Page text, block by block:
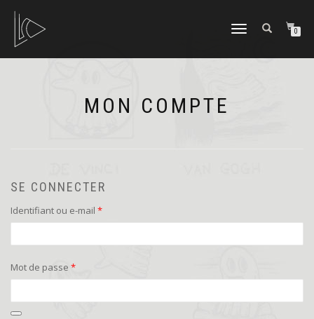
DÉPLIER
NAVIGATION
0
MON COMPTE
SE CONNECTER
Identifiant ou e-mail *Obligatoire
Mot de passe *Obligatoire